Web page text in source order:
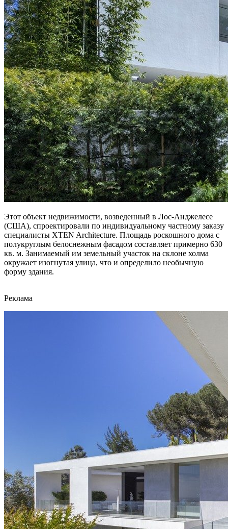
Этот объект недвижимости, возведенный в Лос-Анджелесе
(США), спроектировали по индивидуальному частному заказу
специалисты XTEN Architecture. Площадь роскошного дома с
полукруглым белоснежным фасадом составляет примерно 630
кв. м. Занимаемый им земельный участок на склоне холма
окружает изогнутая улица, что и определило необычную
форму здания.
Реклама